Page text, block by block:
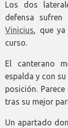
Los dos
defensa
Vinicius, que
curso.
El canterano
espalda y con
posición.
tras su mejor
Un apartado